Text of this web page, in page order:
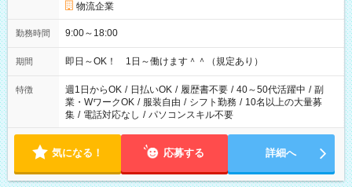
物流企業
勤務時間 9:00～18:00
期間 即日～OK！ 1日～働けます＾＾（規定あり）
特徴 週1日からOK / 日払いOK / 履歴書不要 / 40～50代活躍中 / 副
業・WワークOK / 服装自由 / シフト勤務 / 10名以上の大量募
集 / 電話対応なし / パソコンスキル不要
気になる！ 応募する 詳細へ